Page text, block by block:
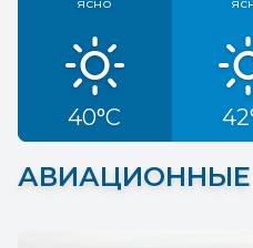
40°C
АВИАЦИОННЫЕ